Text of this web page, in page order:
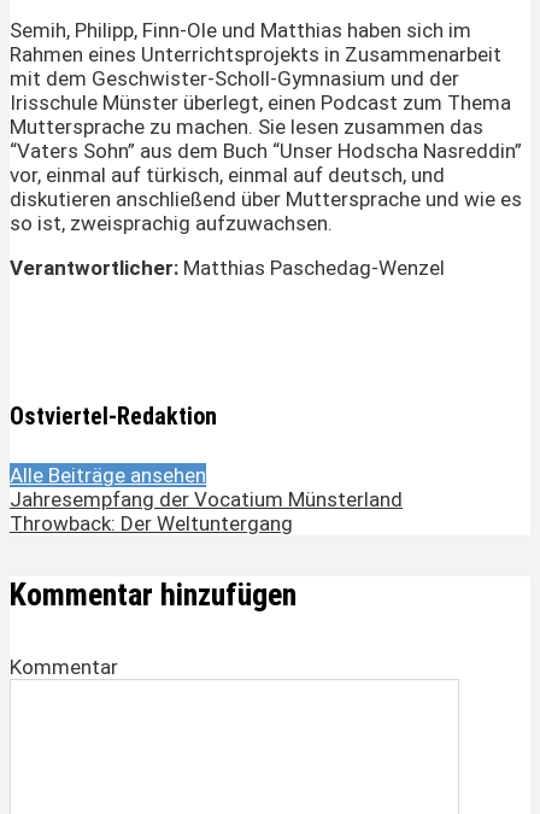
Semih, Philipp, Finn-Ole und Matthias haben sich im
Rahmen eines Unterrichtsprojekts in Zusammenarbeit
mit dem Geschwister-Scholl-Gymnasium und der
Irisschule Münster überlegt, einen Podcast zum Thema
Muttersprache zu machen. Sie lesen zusammen das
“Vaters Sohn” aus dem Buch “Unser Hodscha Nasreddin”
vor, einmal auf türkisch, einmal auf deutsch, und
diskutieren anschließend über Muttersprache und wie es
so ist, zweisprachig aufzuwachsen.
Verantwortlicher: Matthias Paschedag-Wenzel
Ostviertel-Redaktion
Alle Beiträge ansehen
Jahresempfang der Vocatium Münsterland
Throwback: Der Weltuntergang
Kommentar hinzufügen
Kommentar